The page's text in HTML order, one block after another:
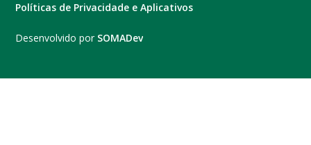
Políticas de Privacidade e Aplicativos
Desenvolvido por SOMADev